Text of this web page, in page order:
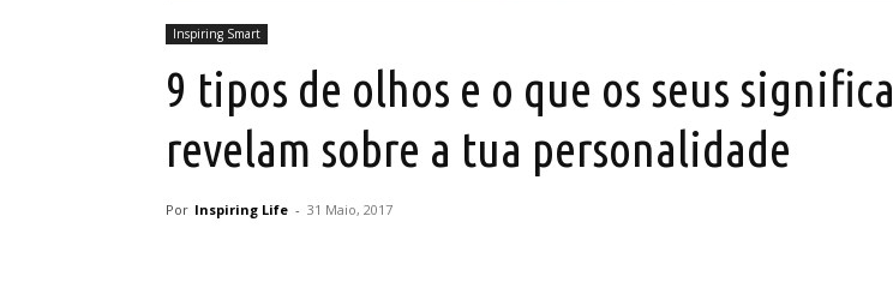
Inspiring Smart
9 tipos de olhos e o que os seus
revelam sobre a tua personalidade
Por Inspiring Life - 31 Maio, 2017